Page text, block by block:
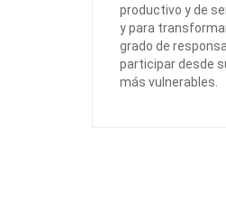
productivo y de
y para
grado de
participar desde
más vulnerables.